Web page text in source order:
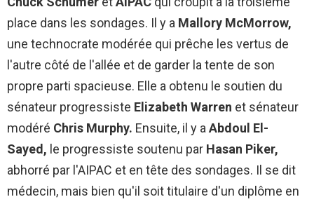
place dans les sondages. Il y a Mallory McMorrow,
une technocrate modérée qui prêche les vertus de
l'autre côté de l'allée et de garder la tente de son
propre parti spacieuse. Elle a obtenu le soutien du
sénateur progressiste Elizabeth Warren et sénateur
modéré Chris Murphy. Ensuite, il y aAbdoul El-
Sayed, le progressiste soutenu par Hasan Piker,
abhorré par l'AIPAC et en tête des sondages. Il se dit
médecin, mais bien qu'il soit titulaire d'un diplôme en